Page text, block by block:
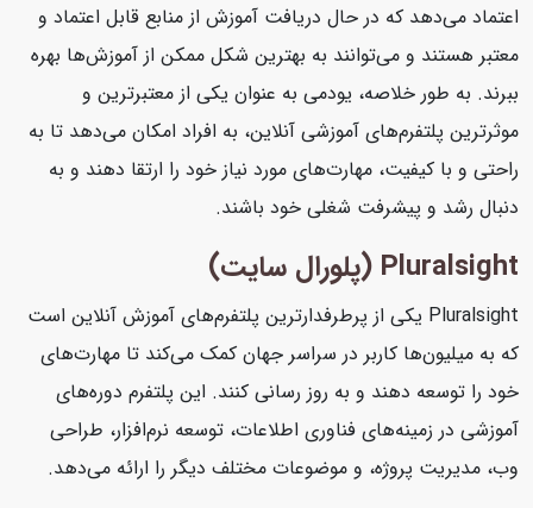
اعتماد می‌دهد که در حال دریافت آموزش از منابع قابل اعتماد و
معتبر هستند و می‌توانند به بهترین شکل ممکن از آموزش‌ها بهره
ببرند. به طور خلاصه، یودمی به عنوان یکی از معتبرترین و
موثرترین پلتفرم‌های آموزشی آنلاین، به افراد امکان می‌دهد تا به
راحتی و با کیفیت، مهارت‌های مورد نیاز خود را ارتقا دهند و به
دنبال رشد و پیشرفت شغلی خود باشند.
Pluralsight (پلورال سایت)
Pluralsight یکی از پرطرفدارترین پلتفرم‌های آموزش آنلاین است
که به میلیون‌ها کاربر در سراسر جهان کمک می‌کند تا مهارت‌های
خود را توسعه دهند و به روز رسانی کنند. این پلتفرم دوره‌های
آموزشی در زمینه‌های فناوری اطلاعات، توسعه نرم‌افزار، طراحی
وب، مدیریت پروژه، و موضوعات مختلف دیگر را ارائه می‌دهد.